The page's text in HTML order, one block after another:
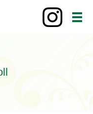
メ